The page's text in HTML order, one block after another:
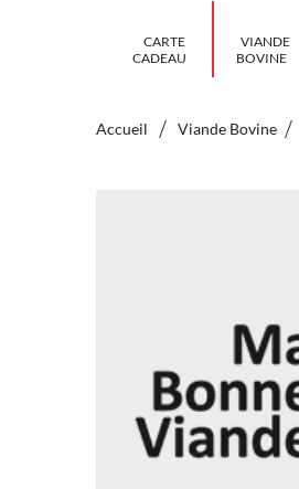
CARTE
CADEAU
VIANDE
BOVINE
Accueil Viande Bovine